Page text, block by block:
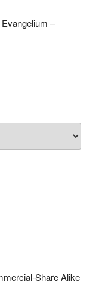
Evangelium –
Share Alike